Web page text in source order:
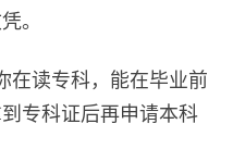
。
读专科，能在毕业前
专科证后再申请本科